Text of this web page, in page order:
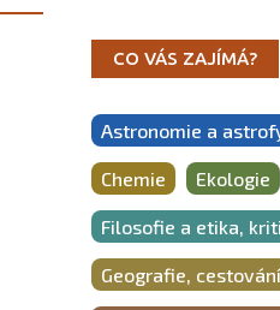
CO VÁS ZAJÍMÁ?
Astronomie a
Chemie Ekologie
Filosofie a etika,
Geografie, cestování